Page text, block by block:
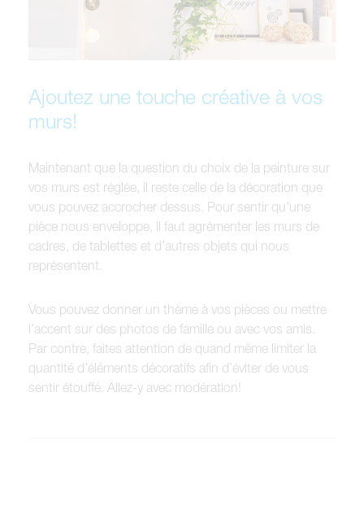
Ajoutez une touche créative à vos
murs!
Maintenant que la question du choix de la peinture sur
vos murs est réglée, il reste celle de la décoration que
vous pouvez accrocher dessus. Pour sentir qu’une
pièce nous enveloppe, il faut agrémenter les murs de
cadres, de tablettes et d’autres objets qui nous
représentent.
Vous pouvez donner un thème à vos pièces ou mettre
l’accent sur des photos de famille ou avec vos amis.
Par contre, faites attention de quand même limiter la
quantité d’éléments décoratifs afin d’éviter de vous
sentir étouffé. Allez-y avec modération!